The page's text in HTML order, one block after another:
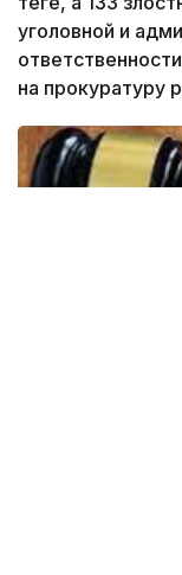
уголовной и
на прокуратуру